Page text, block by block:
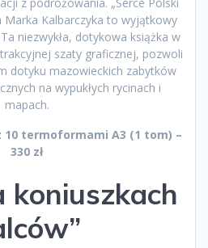
z podróżowania. „Serce Polski
Marka Kalbarczyka to wyjątkowy
niezwykła, dotykowa książka w
szaty graficznej, pozwoli
dotyku mazowieckich zabytków
na wypukłych rycinach i
mapach.
termoformami A3 (1 tom) –
330 zł
koniuszkach